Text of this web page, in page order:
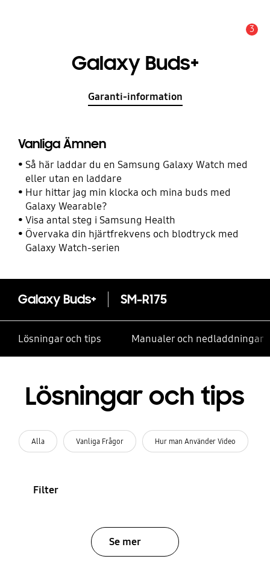
3
Galaxy Buds+
Garanti-information
Vanliga Ämnen
Så här laddar du en Samsung Galaxy Watch med
eller utan en laddare
Hur hittar jag min klocka och mina buds med
Galaxy Wearable?
Visa antal steg i Samsung Health
Övervaka din hjärtfrekvens och blodtryck med
Galaxy Watch-serien
Galaxy Buds+ SM-R175
Lösningar och tips Manualer och nedladdningar
Lösningar och tips
Alla Vanliga Frågor Hur man Använder Video
Filter
Se mer